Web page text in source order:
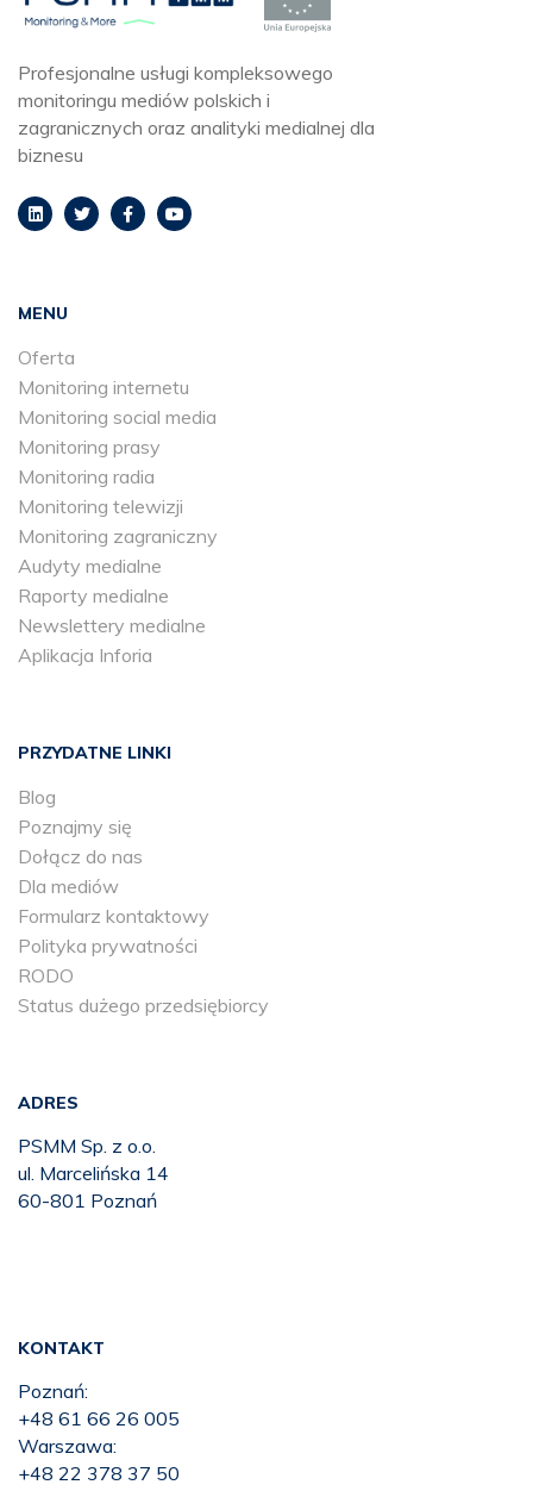
Profesjonalne usługi kompleksowego
monitoringu mediów polskich i
zagranicznych oraz analityki medialnej dla
biznesu
MENU
Oferta
Monitoring internetu
Monitoring social media
Monitoring prasy
Monitoring radia
Monitoring telewizji
Monitoring zagraniczny
Audyty medialne
Raporty medialne
Newslettery medialne
Aplikacja Inforia
PRZYDATNE LINKI
Blog
Poznajmy się
Dołącz do nas
Dla mediów
Formularz kontaktowy
Polityka prywatności
RODO
Status dużego przedsiębiorcy
ADRES
PSMM Sp. z o.o.
ul. Marcelińska 14
60-801 Poznań
KONTAKT
Poznań:
+48 61 66 26 005
Warszawa:
+48 22 378 37 50